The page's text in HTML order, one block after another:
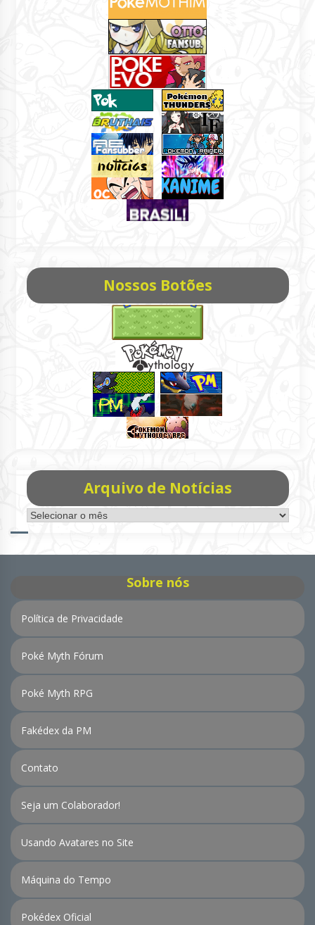
Nossos Botões
Arquivo de Notícias
Arquivo
de
Sobre nós
Política de Privacidade
Poké Myth Fórum
Poké Myth RPG
Fakédex da PM
Contato
Seja um Colaborador!
Usando Avatares no Site
Máquina do Tempo
Pokédex Oficial